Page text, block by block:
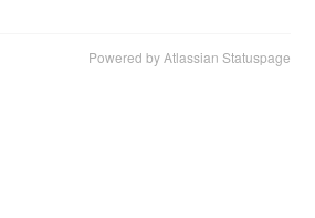
Powered by Atlassian Statuspage